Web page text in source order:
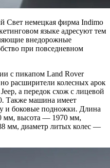
Свет немецкая фирма Indimo
языке адресуют тем
внедорожные
при повседневном
с пикапом Land Rover
расширители колесных арок
а передок схож с лицевой
Также машина имеет
и боковые подножки. Длина
мм, высота — 1970 мм,
мм, диаметр литых колес —